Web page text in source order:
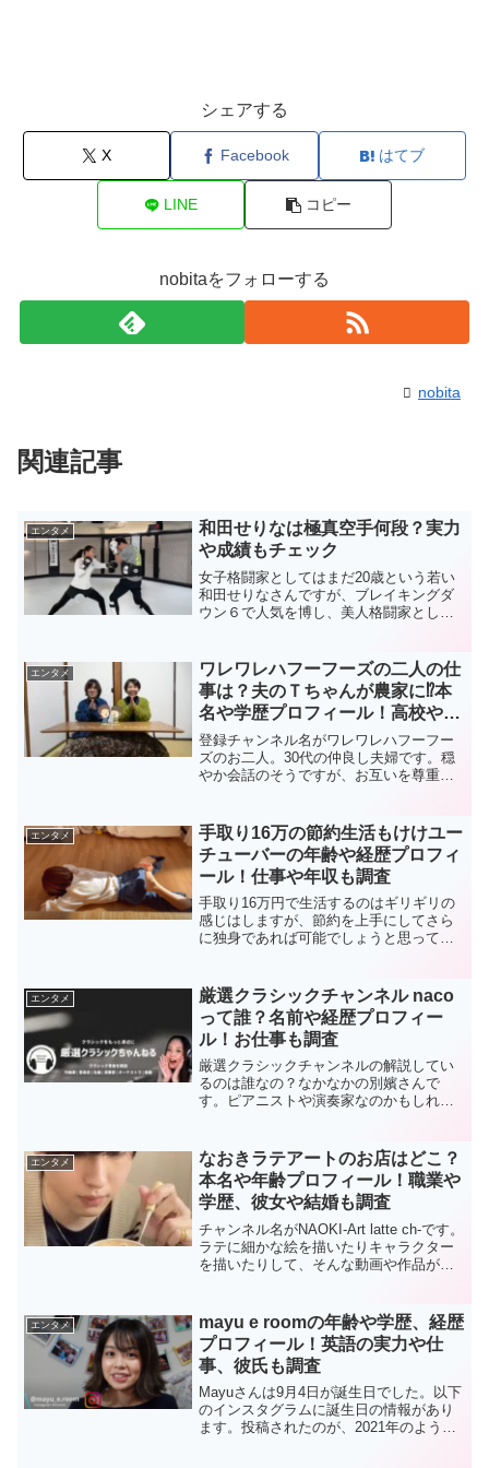
シェアする
X Facebook はてブ
LINE コピー
nobitaをフォローする
nobita
関連記事
エンタメ
和田せりなは極真空手何段？実力
や成績もチェック
女子格闘家としてはまだ20歳という若い
和田せりなさんですが、ブレイキングダ
ウン６で人気を博し、美人格闘家として
大好きな空手にあるようです。しかも、
せりなさんは、最強と言...
エンタメ
ワレワレハフーフーズの二人の仕
事は？夫のＴちゃんが農家に⁉本
名や学歴プロフィール！高校や大
学、会社まとめ
登録チャンネル名がワレワレハフーフー
ズのお二人。30代の仲良し夫婦です。穏
やか会話のそうですが、お互いを尊重し
のシーンが動画になっていますが、二人
のやり取りや調理中の会話が非常に癒さ
れると好評です。そんな仲良し30代夫婦
の究極節約生活やおいしい料理動画を載
せてくるワレワレハフーフーズの大学や
仕事、経歴について探ってみました。
エンタメ
手取り16万の節約生活もけけユー
チューバーの年齢や経歴プロフィ
ール！仕事や年収も調査
手取り16万円で生活するのはギリギリの
感じはしますが、節約を上手にしてさら
に独身であれば可能でしょうと思ってし
ではないはず。少なくともほとんどの普
通の生活をしたい人たちは貯金は無理だ
と思います。ユーチューバーに共通して
いる（成功している方々）ことを勝手に
判断している私自身ですが、この節約ユ
ーチューバーのもけけさんもかなりルー
ティンをきちんとやっていると思いま
す。並の人ではなかなか難しい。ユーチ
に貯め？1000万円を目指しているとか。
この歳でそんなに貯めるのは無理という
人がほとんどでしょう。もけけさんは、
かなりストイックな生活なのでしょう
エンタメ
厳選クラシックチャンネル naco
って誰？名前や経歴プロフィー
ル！お仕事も調査
厳選クラシックチャンネルの解説してい
るのは誰なの？なかなかの別嬪さんで
す。ピアニストや演奏家なのかもしれな
く、今は会社の正社員なんだそうです。
厳選クラシックチャンネルのなこさんの
学歴や経歴などのプロフィールがわかり
ました。さらに、現在のお仕事について
も調べてみました。
エンタメ
なおきラテアートのお店はどこ？
本名や年齢プロフィール！職業や
学歴、彼女や結婚も調査
チャンネル名がNAOKI-Art latte ch-です。
ラテに細かな絵を描いたりキャラクター
を描いたりして、そんな動画や作品が
ん？はなかなかのイケメンです。SNS上
だけでなく、実際にカフェでお客様相手
の接客業をされていました。こんなイケ
メンならカフェは大繁盛かもしれませ
ん。そんななおきさんのラテのお店や本
名や年齢を調べました。さらに、学歴や
本当のお仕事何をされているのか？気に
なる彼女や結婚についても探ってみまし
エンタメ
mayu e roomの年齢や学歴、経歴
プロフィール！英語の実力や仕
事、彼氏も調査
Mayuさんは9月4日が誕生日でした。以下
のインスタグラムに誕生日の情報があり
ます。投稿されたのが、2021年のようで